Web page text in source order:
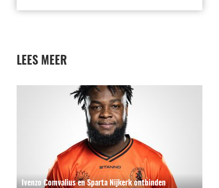
LEES MEER
Ivenzo Comvalius en Sparta Nijkerk ontbinden